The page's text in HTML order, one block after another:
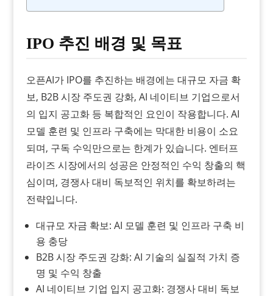
IPO 추진 배경 및 목표
오픈AI가 IPO를 추진하는 배경에는 대규모 자금 확
보, B2B 시장 주도권 강화, AI 네이티브 기업으로서
의 입지 공고화 등 복합적인 요인이 작용합니다. AI
모델 훈련 및 인프라 구축에는 막대한 비용이 소요
되며, 구독 수익만으로는 한계가 있습니다. 엔터프
라이즈 시장에서의 성공은 안정적인 수익 창출의 핵
심이며, 경쟁사 대비 독보적인 위치를 확보하려는
전략입니다.
대규모 자금 확보: AI 모델 훈련 및 인프라 구축 비
용 충당
B2B 시장 주도권 강화: AI 기술의 실질적 가치 증
명 및 수익 창출
AI 네이티브 기업 입지 공고화: 경쟁사 대비 독보